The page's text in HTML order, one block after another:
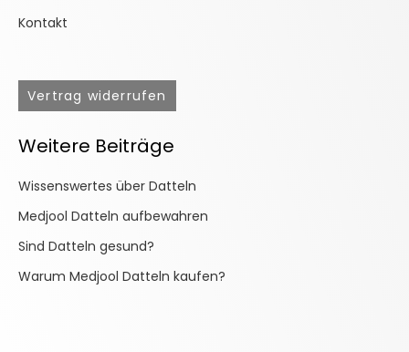
Kontakt
Vertrag widerrufen
Weitere Beiträge
Wissenswertes über Datteln
Medjool Datteln aufbewahren
Sind Datteln gesund?
Warum Medjool Datteln kaufen?